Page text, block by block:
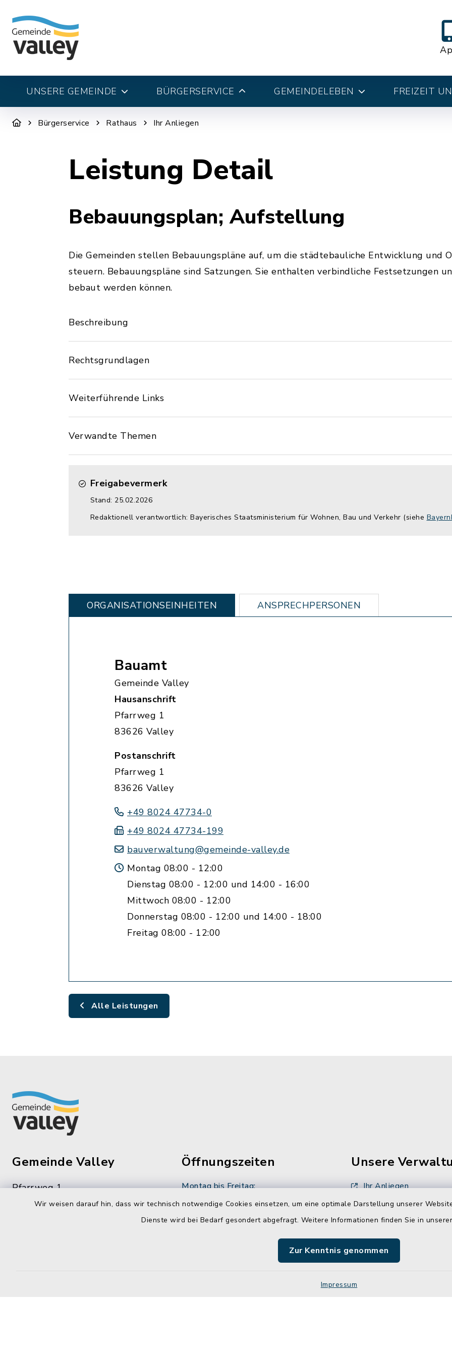
Wir weisen darauf hin, dass wir technisch notwendige Cookies einsetzen, um eine optimale Darstellung unserer
Dienste wird bei Bedarf gesondert abgefragt. Weitere Informationen finden Sie in
Zur Kenntnis genommen
Impressum
UNSERE GEMEINDE BÜRGERSERVICE GEMEINDELEBEN FREIZEIT
Bürgerservice Rathaus Ihr Anliegen
Leistung Detail
Bebauungsplan; Aufstellung
Die Gemeinden stellen Bebauungspläne auf, um die städtebauliche Entwicklung und
steuern. Bebauungspläne sind Satzungen. Sie enthalten verbindliche Festsetzungen
bebaut werden können.
Beschreibung
Rechtsgrundlagen
Weiterführende Links
Verwandte Themen
Freigabevermerk
Stand: 25.02.2026
Redaktionell verantwortlich: Bayerisches Staatsministerium für Wohnen, Bau und Verkehr (siehe
ORGANISATIONS­EINHEITEN ANSPRECHPERSONEN
Bauamt
Gemeinde Valley
Hausanschrift
Pfarrweg 1
83626 Valley
Postanschrift
Pfarrweg 1
83626 Valley
+49 8024 47734-0
+49 8024 47734-199
bauverwaltung@gemeinde-valley.de
Montag 08:00 - 12:00
Dienstag 08:00 - 12:00 und 14:00 - 16:00
Mittwoch 08:00 - 12:00
Donnerstag 08:00 - 12:00 und 14:00 - 18:00
Freitag 08:00 - 12:00
Alle Leistungen
Gemeinde Valley
Pfarrweg 1
83626 Valley
Öffnungszeiten
Montag bis Freitag:
08:00-12:00 Uhr
Dienstag zusätzlich:
Unsere
Ihr Anliegen
Ansprechpartner